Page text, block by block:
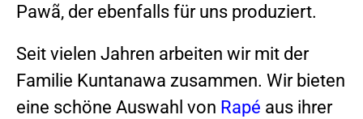
Pawã, der ebenfalls für uns produziert.
Seit vielen Jahren arbeiten wir mit der
Familie Kuntanawa zusammen. Wir bieten
eine schöne Auswahl von Rapé aus ihrer